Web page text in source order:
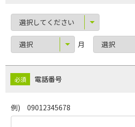
月
電話番号
例) 09012345678